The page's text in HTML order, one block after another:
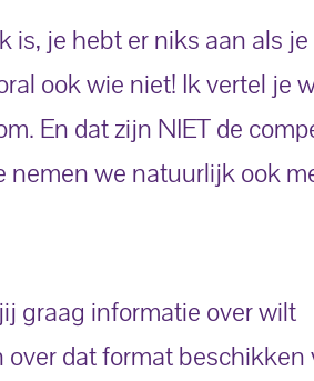
is, je hebt er niks aan als
ook wie niet! Ik vertel je
En dat zijn NIET de
nemen we natuurlijk ook
graag informatie over wilt
dat format beschikken